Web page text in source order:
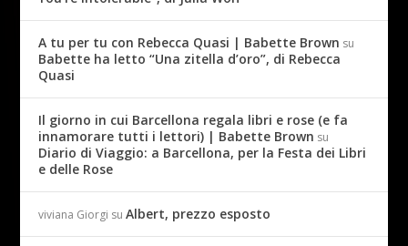
A tu per tu con Rebecca Quasi | Babette Brown su
Babette ha letto “Una zitella d’oro”, di Rebecca
Quasi
Il giorno in cui Barcellona regala libri e rose (e fa
innamorare tutti i lettori) | Babette Brown su
Diario di Viaggio: a Barcellona, per la Festa dei Libri
e delle Rose
viviana Giorgi suAlbert, prezzo esposto